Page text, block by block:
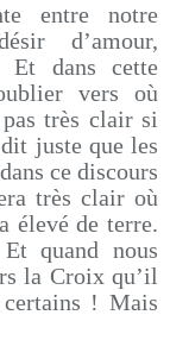
entre notre
d’amour,
Et dans cette
vers où
très clair si
juste que les
ce discours
très clair où
élevé de terre.
quand nous
la Croix qu’il
! Mais